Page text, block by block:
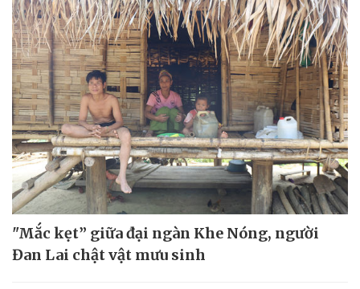
"Mắc kẹt” giữa đại ngàn Khe Nóng, người
Đan Lai chật vật mưu sinh